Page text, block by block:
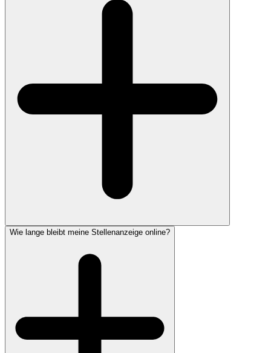
Wie lange bleibt meine Stellenanzeige online?